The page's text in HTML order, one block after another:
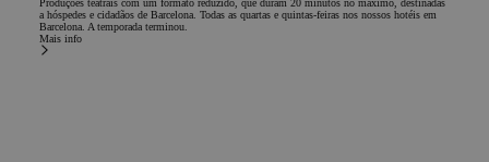
Produções teatrais com um formato reduzido, que duram 20 minutos no máximo, destinadas
a hóspedes e cidadãos de Barcelona. Todas as quartas e quintas-feiras nos nossos hotéis em
Barcelona. A temporada terminou.
Mais info